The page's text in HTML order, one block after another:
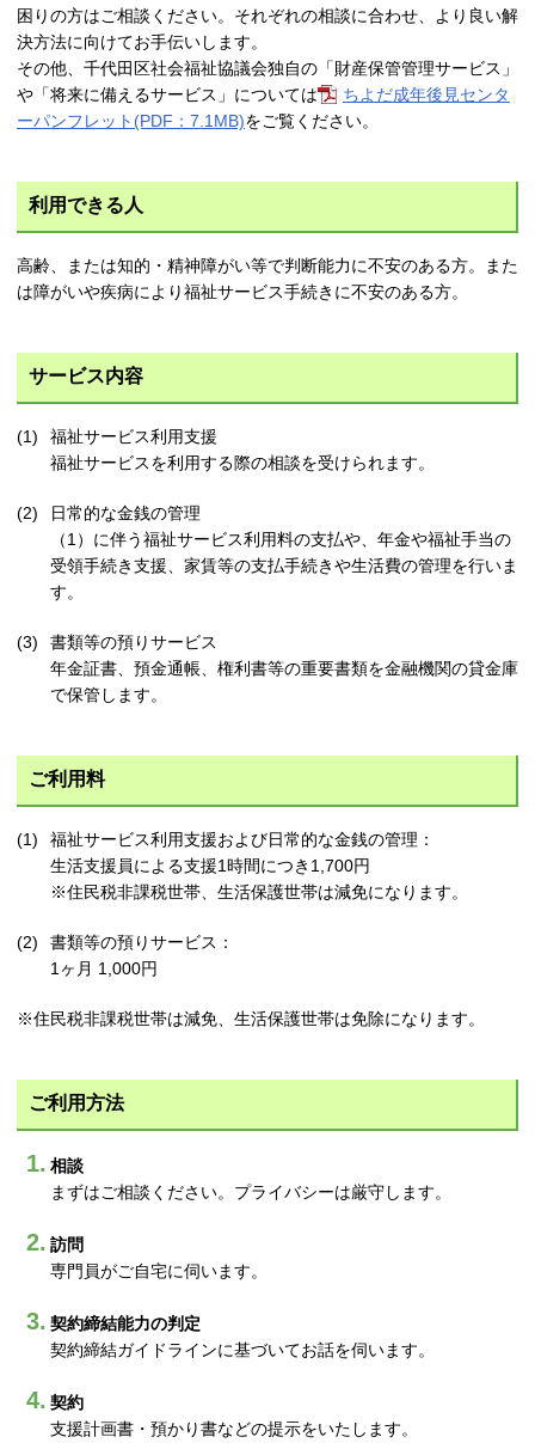
困りの方はご相談ください。それぞれの相談に合わせ、より良い解
決方法に向けてお手伝いします。
その他、千代田区社会福祉協議会独自の「財産保管管理サービス」
や「将来に備えるサービス」については
ちよだ成年後見センタ
ーパンフレット(PDF：7.1MB)をご覧ください。
利用できる人
高齢、または知的・精神障がい等で判断能力に不安のある方。また
は障がいや疾病により福祉サービス手続きに不安のある方。
サービス内容
福祉サービス利用支援
福祉サービスを利用する際の相談を受けられます。
日常的な金銭の管理
（1）に伴う福祉サービス利用料の支払や、年金や福祉手当の
受領手続き支援、家賃等の支払手続きや生活費の管理を行いま
す。
書類等の預りサービス
年金証書、預金通帳、権利書等の重要書類を金融機関の貸金庫
で保管します。
ご利用料
福祉サービス利用支援および日常的な金銭の管理：
生活支援員による支援1時間につき1,700円
※住民税非課税世帯、生活保護世帯は減免になります。
書類等の預りサービス：
1ヶ月 1,000円
※住民税非課税世帯は減免、生活保護世帯は免除になります。
ご利用方法
相談
まずはご相談ください。プライバシーは厳守します。
訪問
専門員がご自宅に伺います。
契約締結能力の判定
契約締結ガイドラインに基づいてお話を伺います。
契約
支援計画書・預かり書などの提示をいたします。